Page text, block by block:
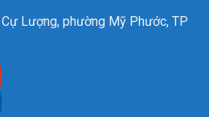
Lượng, phường Mỹ Phước, TP